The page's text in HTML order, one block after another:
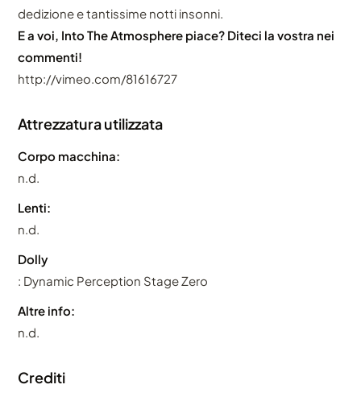
dedizione e tantissime notti insonni.
E a voi, Into The Atmosphere piace? Diteci la vostra nei
commenti!
http://vimeo.com/81616727
Attrezzatura utilizzata
Corpo macchina:
n.d.
Lenti:
n.d.
Dolly
: Dynamic Perception Stage Zero
Altre info:
n.d.
Crediti